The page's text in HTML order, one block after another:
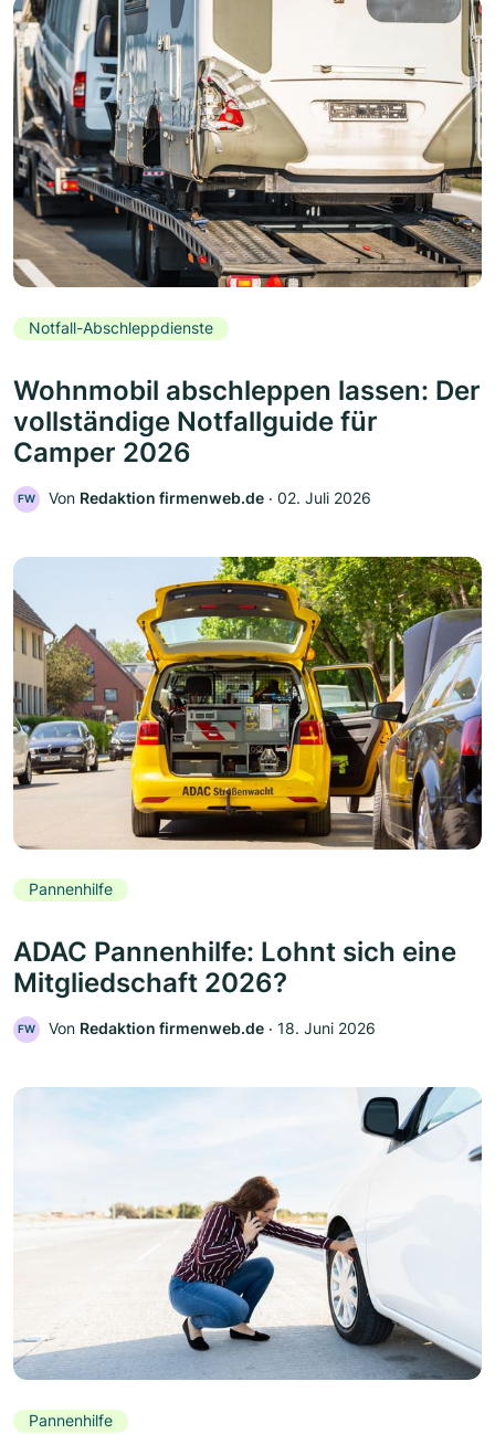
Notfall-Abschleppdienste
Wohnmobil abschleppen lassen: Der
vollständige Notfallguide für
Camper 2026
FW Von Redaktion firmenweb.de ‧ 02. Juli 2026
Pannenhilfe
ADAC Pannenhilfe: Lohnt sich eine
Mitgliedschaft 2026?
FW Von Redaktion firmenweb.de ‧ 18. Juni 2026
Pannenhilfe